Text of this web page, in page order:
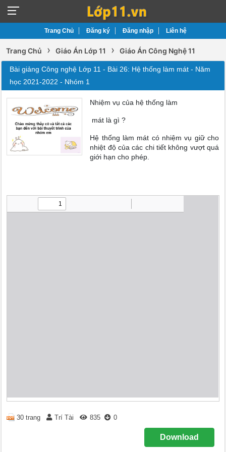
Trang Chủ Đăng ký Đăng nhập Liên hệ
Trang Chủ › Giáo Án Lớp 11 › Giáo Án Công Nghệ 11
Bài giảng Công nghệ Lớp 11 - Bài 26: Hệ thống làm mát - Năm
học 2021-2022 - Nhóm 1
Nhiệm vụ của hệ thống làm
mát là gì ?
Hệ thống làm mát có nhiệm vụ giữ cho
nhiệt độ của các chi tiết không vượt quá
giới hạn cho phép.
30 trang Trí Tài 835 0
Download